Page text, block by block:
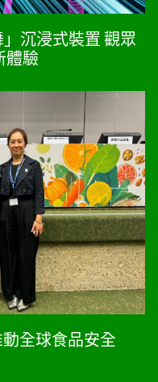
沉浸式裝置 觀眾
體驗
全球食品安全